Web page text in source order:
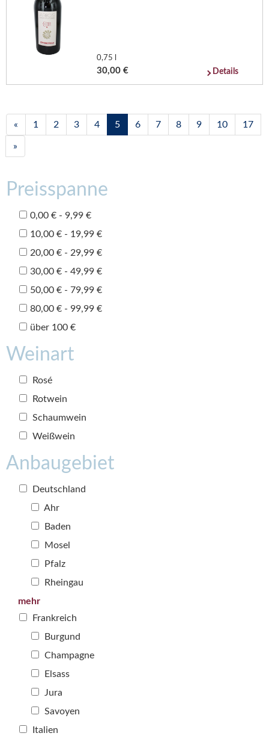
0,75 l
30,00 € Details
« 1 2 3 4 5 6 7 8 9 10 17
»
Preisspanne
0,00 € - 9,99 €
10,00 € - 19,99 €
20,00 € - 29,99 €
30,00 € - 49,99 €
50,00 € - 79,99 €
80,00 € - 99,99 €
über 100 €
Weinart
Rosé
Rotwein
Schaumwein
Weißwein
Anbaugebiet
Deutschland
Ahr
Baden
Mosel
Pfalz
Rheingau
mehr
Frankreich
Burgund
Champagne
Elsass
Jura
Savoyen
Italien